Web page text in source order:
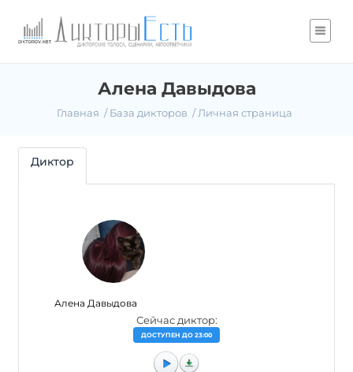
Алена Давыдова
Главная База дикторов Личная страница
Диктор
Алена Давыдова
Сейчас диктор:
ДОСТУПЕН ДО 23:00